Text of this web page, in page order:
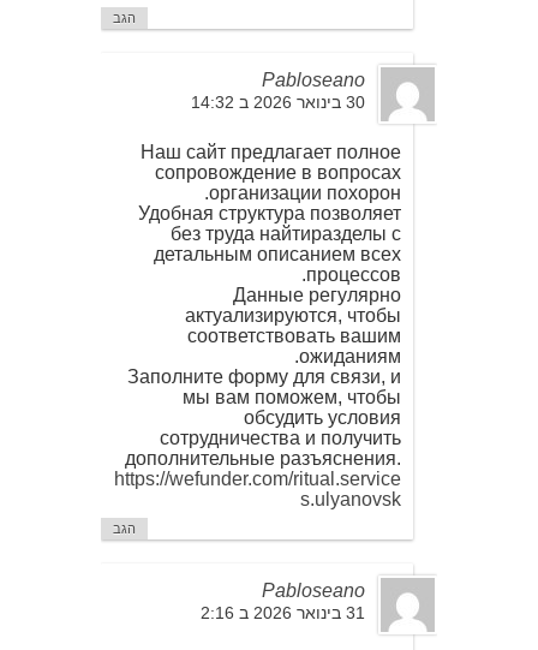
הגב
Pabloseano
30 בינואר 2026 ב 14:32
Наш сайт предлагает полное
сопровождение в вопросах
организации похорон.
Удобная структура позволяет
без труда найтиразделы с
детальным описанием всех
процессов.
Данные регулярно
актуализируются, чтобы
соответствовать вашим
ожиданиям.
Заполните форму для связи, и
мы вам поможем, чтобы
обсудить условия
сотрудничества и получить
дополнительные разъяснения.
https://wefunder.com/ritual.service
s.ulyanovsk
הגב
Pabloseano
31 בינואר 2026 ב 2:16